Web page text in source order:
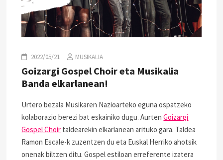
2022/05/21 MUSIKALIA
Goizargi Gospel Choir eta Musikalia
Banda elkarlanean!
Urtero bezala Musikaren Nazioarteko eguna ospatzeko
kolaborazio berezi bat eskainiko dugu. AurtenGoizargi
Gospel Choir taldearekin elkarlanean arituko gara. Taldea
Ramon Escale-k zuzentzen du eta Euskal Herriko ahotsik
onenak biltzen ditu. Gospel estiloan erreferente izatera